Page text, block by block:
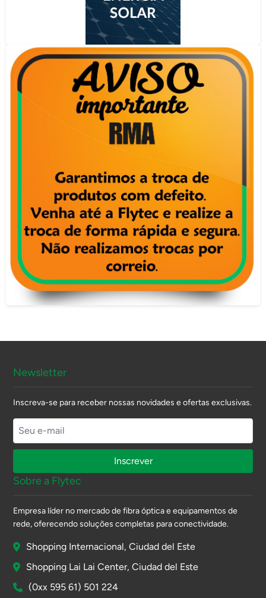
Sobre a Flytec
Empresa líder no mercado de fibra óptica e equipamentos de
rede, oferecendo soluções completas para conectividade.
Shopping Internacional, Ciudad del Este
Shopping Lai Lai Center, Ciudad del Este
(0xx 595 61) 501 224
Newsletter
Inscreva-se para receber nossas novidades e ofertas exclusivas.
Inscrever